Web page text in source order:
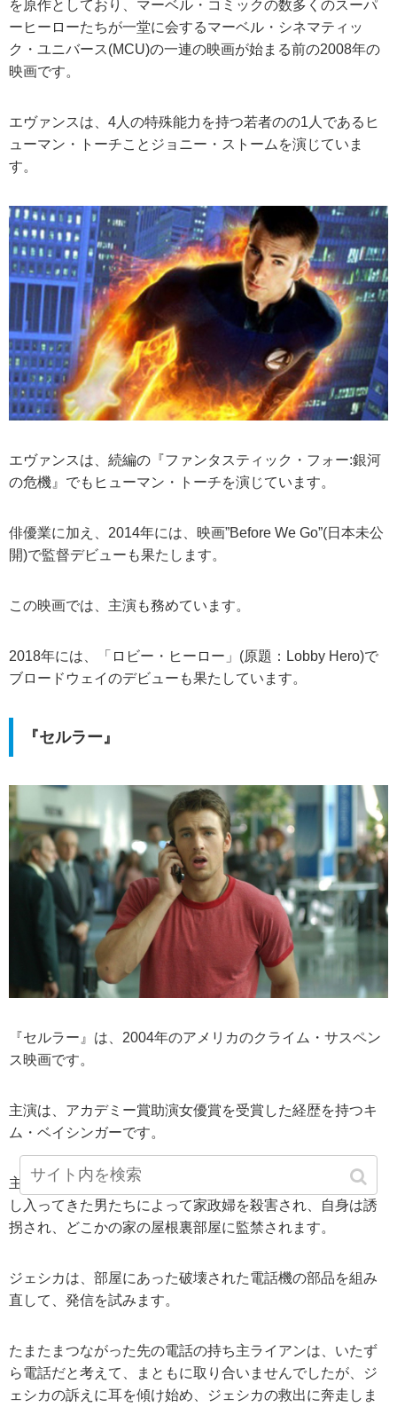
を原作としており、マーベル・コミックの数多くのスーパ
ーヒーローたちが一堂に会するマーベル・シネマティッ
ク・ユニバース(MCU)の一連の映画が始まる前の2008年の
映画です。
エヴァンスは、4人の特殊能力を持つ若者のの1人であるヒ
ューマン・トーチことジョニー・ストームを演じていま
す。
エヴァンスは、続編の『ファンタスティック・フォー:銀河
の危機』でもヒューマン・トーチを演じています。
俳優業に加え、2014年には、映画”Before We Go”(日本未公
開)で監督デビューも果たします。
この映画では、主演も務めています。
2018年には、「ロビー・ヒーロー」(原題：Lobby Hero)で
ブロードウェイのデビューも果たしています。
『セルラー』
『セルラー』は、2004年のアメリカのクライム・サスペン
ス映画です。
主演は、アカデミー賞助演女優賞を受賞した経歴を持つキ
ム・ベイシンガーです。
主役の科学教師のジェシカ・マーティンは、自宅に突然押
し入ってきた男たちによって家政婦を殺害され、自身は誘
拐され、どこかの家の屋根裏部屋に監禁されます。
ジェシカは、部屋にあった破壊された電話機の部品を組み
直して、発信を試みます。
たまたまつながった先の電話の持ち主ライアンは、いたず
ら電話だと考えて、まともに取り合いませんでしたが、ジ
ェシカの訴えに耳を傾け始め、ジェシカの救出に奔走しま